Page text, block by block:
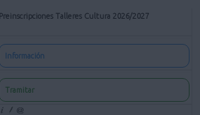
Preinscripciones Talleres Cultura 2026/2027
Información
Tramitar